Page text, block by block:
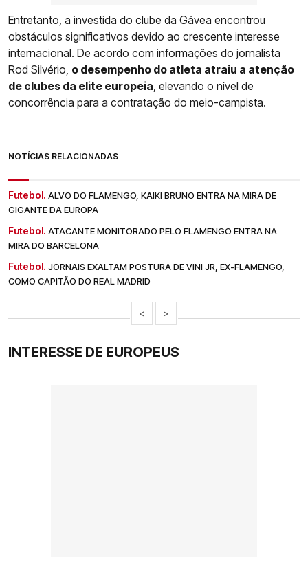
Entretanto, a investida do clube da Gávea encontrou
obstáculos significativos devido ao crescente interesse
internacional. De acordo com informações do jornalista
Rod Silvério, o desempenho do atleta atraiu a atenção
de clubes da elite europeia, elevando o nível de
concorrência para a contratação do meio-campista.
NOTÍCIAS RELACIONADAS
Futebol. ALVO DO FLAMENGO, KAIKI BRUNO ENTRA NA MIRA DE
GIGANTE DA EUROPA
Futebol. ATACANTE MONITORADO PELO FLAMENGO ENTRA NA
MIRA DO BARCELONA
Futebol. JORNAIS EXALTAM POSTURA DE VINI JR, EX-FLAMENGO,
COMO CAPITÃO DO REAL MADRID
< >
INTERESSE DE EUROPEUS